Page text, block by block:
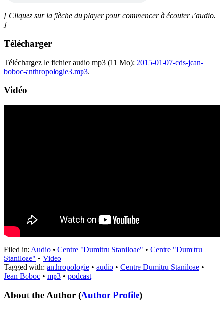
[ Cliquez sur la flèche du player pour commencer à écouter l’audio.
]
Télécharger
Téléchargez le fichier audio mp3 (11 Mo): 2015-01-07-cds-jean-
boboc-anthropologie3.mp3.
Vidéo
Filed in: Audio • Centre "Dumitru Staniloae" • Centre "Dumitru
Staniloae" • Video
Tagged with: anthropologie • audio • Centre Dumitru Staniloae •
Jean Boboc • mp3 • podcast
About the Author (Author Profile)